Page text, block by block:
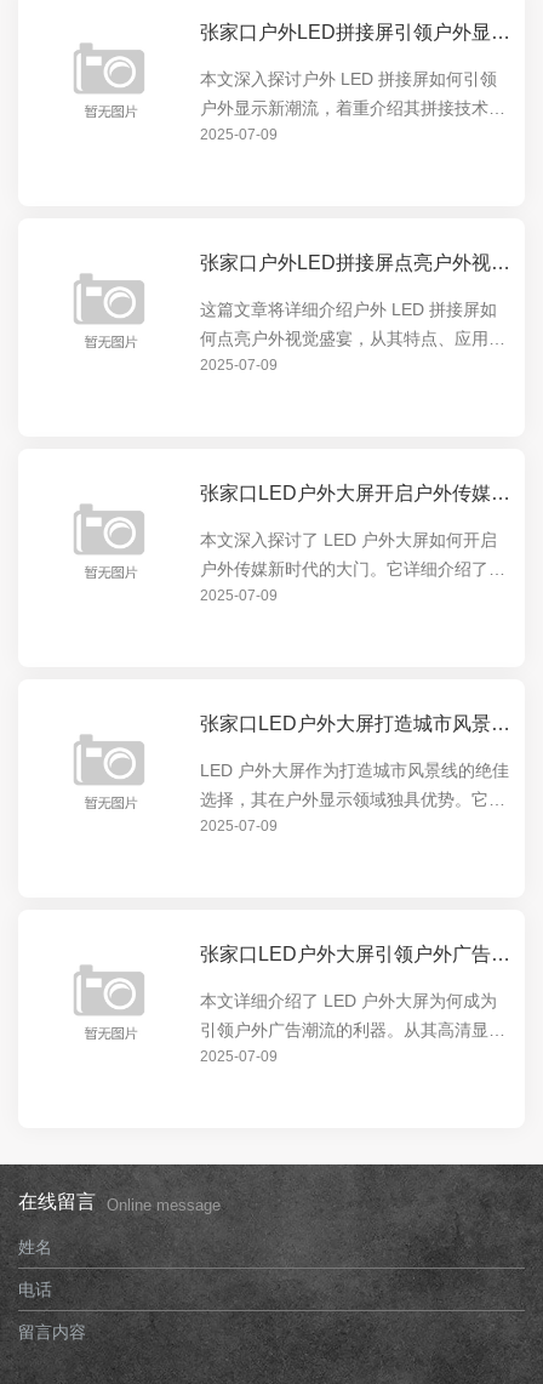
张家口户外LED拼接屏引领户外显示新潮流
本文深入探讨户外 LED 拼接屏如何引领
户外显示新潮流，着重介绍其拼接技术的
优势与创新，展现其在户外显示领域的卓
2025-07-09
张家口户外LED拼接屏点亮户外视觉盛宴
这篇文章将详细介绍户外 LED 拼接屏如
何点亮户外视觉盛宴，从其特点、应用场
景到实际效果，全方位展示这一创新技术
2025-07-09
张家口LED户外大屏开启户外传媒新时代的大门
本文深入探讨了 LED 户外大屏如何开启
户外传媒新时代的大门。它详细介绍了
LED 户外大屏的特点与优势，如高亮度、
2025-07-09
张家口LED户外大屏打造城市风景线的绝佳选择
LED 户外大屏作为打造城市风景线的绝佳
选择，其在户外显示领域独具优势。它能
以绚丽多彩的画面点亮城市夜晚，成为城
2025-07-09
张家口LED户外大屏引领户外广告潮流的利器
本文详细介绍了 LED 户外大屏为何成为
引领户外广告潮流的利器。从其高清显
示、超大尺寸、节能环保等特点，到在城
2025-07-09
在线留言 Online message
姓名
电话
留言内容